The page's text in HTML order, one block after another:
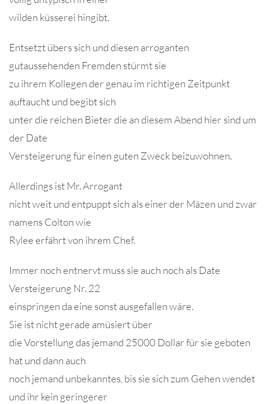
wilden küsserei hingibt.
Entsetzt übers sich und diesen arroganten
gutaussehenden Fremden stürmt sie
zu ihrem Kollegen der genau im richtigen Zeitpunkt
auftaucht und begibt sich
unter die reichen Bieter die an diesem Abend hier sind um
der Date
Versteigerung für einen guten Zweck beizuwohnen.
Allerdings ist Mr. Arrogant
nicht weit und entpuppt sich als einer der Mäzen und zwar
namens Colton wie
Rylee erfährt von ihrem Chef.
Immer noch entnervt muss sie auch noch als Date
Versteigerung Nr. 22
einspringen da eine sonst ausgefallen wäre.
Sie ist nicht gerade amüsiert über
die Vorstellung das jemand 25000 Dollar für sie geboten
hat und dann auch
noch jemand unbekanntes, bis sie sich zum Gehen wendet
und ihr kein geringerer